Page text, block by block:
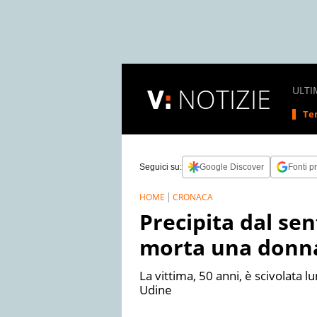
NOTIZIE
Seguici su: Google Discover Fonti
HOME CRONACA
Precipita dal
morta una
La vittima, 50 anni, è scivolata
Udine